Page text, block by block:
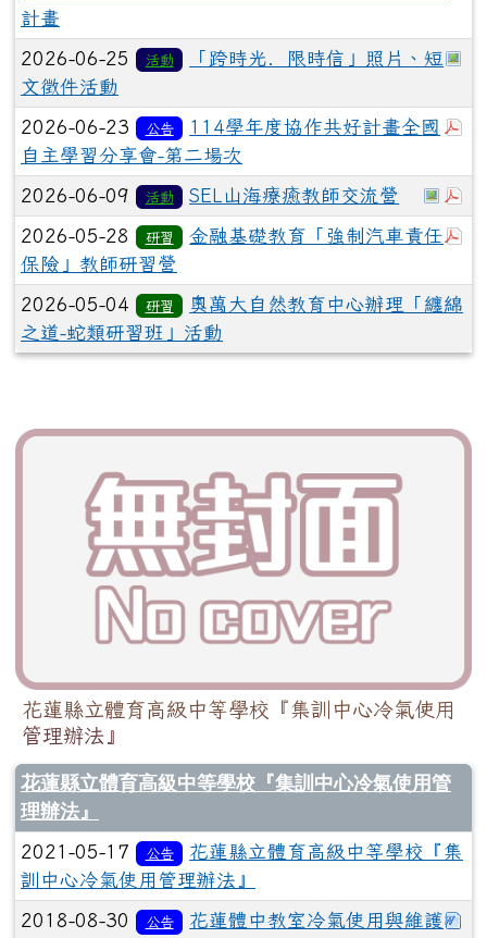
計畫
2026-06-25 活動
「跨時光．限時信」照片、短
文徵件活動
2026-06-23 公告
114學年度協作共好計畫全國
自主學習分享會-第二場次
於
2026-06-09 活動 SEL山海療癒教師交流營
2026-05-28 研習
金融基礎教育「強制汽車責任
保險」教師研習營
2026-05-04 研習
奧萬大自然教育中心辦理「纏綿
之道-蛇類研習班」活動
花蓮縣立體育高級中等學校『集訓中心冷氣使用
管理辦法』
花蓮縣立體育高級中等學校『集訓中心冷氣使用管
理辦法』
2021-05-17 公告
花蓮縣立體育高級中等學校『集
訓中心冷氣使用管理辦法』
2018-08-30 公告 花蓮體中教室冷氣使用與維護